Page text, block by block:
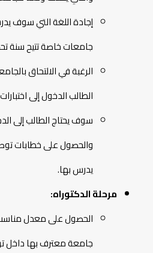
إجادة اللغة التي سوف
جامعات خاصة تتيح سنة
الرغبة في الالتحاق
الطالب الدخول إلى اختبارات ALES أو GRE/GMAT.
سوف يحتاج الطالب إلى
والحصول على خطابات
يدرس بها.
مرحلة الدكتوراه:
الحصول على معدل
جامعة معترف بها داخل